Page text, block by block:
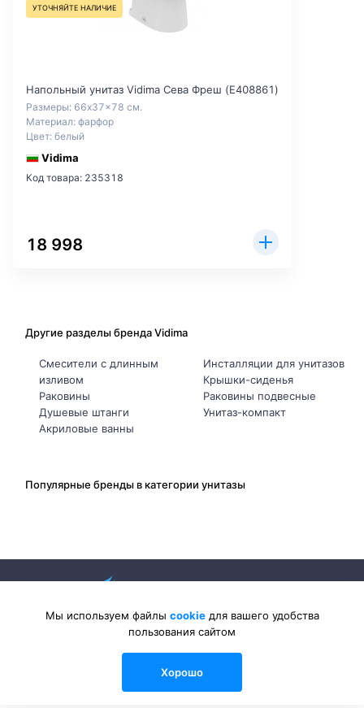
УТОЧНЯЙТЕ НАЛИЧИЕ
Напольный унитаз Vidima Сева Фреш (E408861)
Размеры: 66x37x78 см.
Материал: фарфор
Цвет: белый
Vidima
Код товара: 235318
18 998
Другие разделы бренда Vidima
Смесители с длинным
изливом
Раковины
Душевые штанги
Акриловые ванны
Инсталляции для унитазов
Крышки-сиденья
Раковины подвесные
Унитаз-компакт
Популярные бренды в категории унитазы
2026 © Sanlib-Santehnika.ru — интернет-магазин сантехники
Мы используем файлы cookieдля вашего удобства
пользования сайтом
Хорошо